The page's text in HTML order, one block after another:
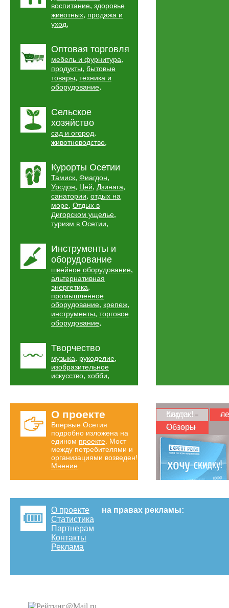
воспитание, здоровье
животных, продажа и
уход,
Оптовая торговля
мебель и фурнитура,
продукты, бытовые
товары, техника и
оборудование,
Сельское
хозяйство
сад и огород,
животноводство,
Курорты Осетии
Тамиск, Фиагдон,
Урсдон, Цей, Дзинага,
санатории, отдых на
море, Отдых в
Дигорском ущелье,
туризм в Осетии,
Инструменты и
оборудование
швейное оборудование,
альтернативная
энергетика,
промышленное
оборудование, крепеж,
инструменты, торговое
оборудование,
Творчество
музыка, рукоделие,
изобразительное
искусство, хобби,
О проекте
Впервые Осетия
подробно изложена на
едином проекте . Мост
между потребителями и
организациями возведен!
Мнение
Карта скидок!
Обзоры
О проекте
Статистика
Партнерам
Контакты
Реклама
на правах рекламы: